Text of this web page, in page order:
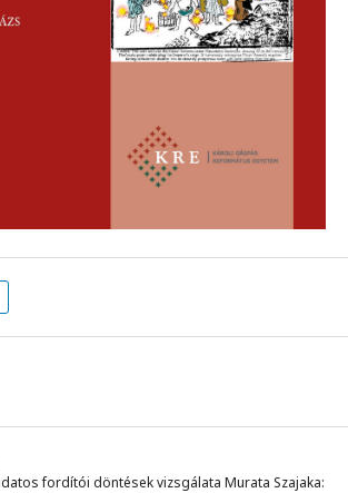
fordítói döntések vizsgálata Murata Szajaka: